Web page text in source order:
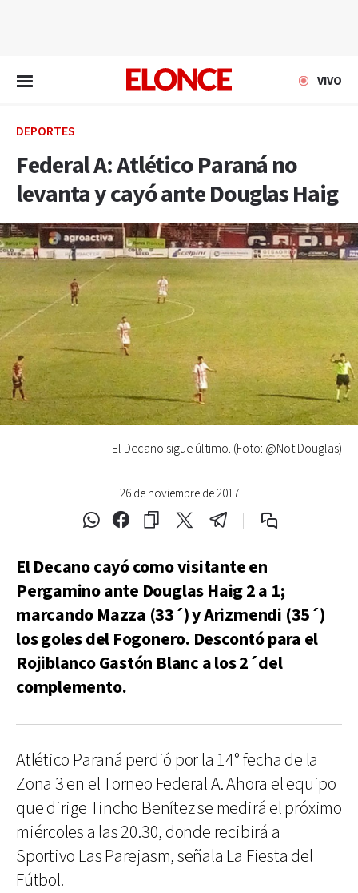
VIVO
DEPORTES
Federal A: Atlético Paraná no
levanta y cayó ante Douglas Haig
26 de noviembre de 2017
El Decano sigue último. (Foto: @NotiDouglas)
El Decano cayó como visitante en
Pergamino ante Douglas Haig 2 a 1;
marcando Mazza (33´) y Arizmendi (35´)
los goles del Fogonero. Descontó para el
Rojiblanco Gastón Blanc a los 2´del
complemento.
Atlético Paraná perdió por la 14° fecha de la
Zona 3 en el Torneo Federal A. Ahora el equipo
que dirige Tincho Benítez se medirá el próximo
miércoles a las 20.30, donde recibirá a
Sportivo Las Parejasm, señala La Fiesta del
Fútbol.